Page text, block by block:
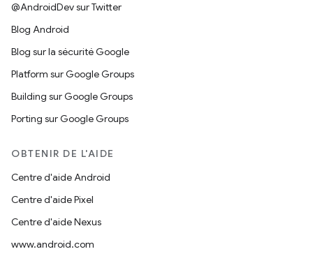
@AndroidDev sur Twitter
Blog Android
Blog sur la sécurité Google
Platform sur Google Groups
Building sur Google Groups
Porting sur Google Groups
OBTENIR DE L'AIDE
Centre d'aide Android
Centre d'aide Pixel
Centre d'aide Nexus
www.android.com